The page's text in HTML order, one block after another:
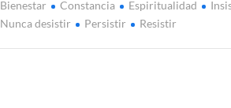
Bienestar Constancia Espiritualidad
Nunca desistir
Persistir Resistir